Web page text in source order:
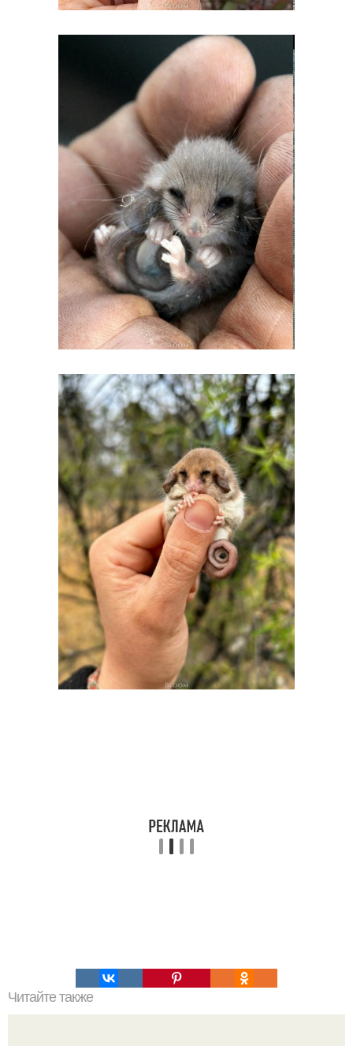
Читайте также